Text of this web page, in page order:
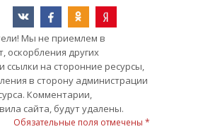
Мы не приемлем в
оскорбления других
ссылки на сторонние ресурсы,
в сторону администрации
Комментарии,
сайта, будут удалены.
Обязательные поля отмечены *